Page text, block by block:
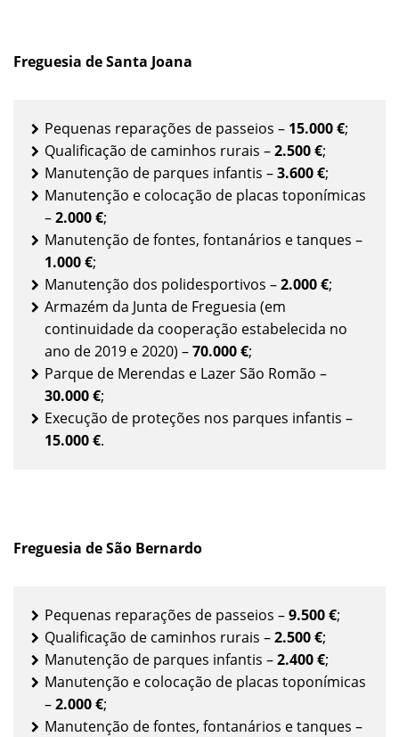
Freguesia de Santa Joana
Pequenas reparações de passeios – 15.000 €;
Qualificação de caminhos rurais –2.500 €;
Manutenção de parques infantis –3.600 €;
Manutenção e colocação de placas toponímicas
–2.000 €;
Manutenção de fontes, fontanários e tanques –
1.000 €;
Manutenção dos polidesportivos –2.000 €;
Armazém da Junta de Freguesia (em
continuidade da cooperação estabelecida no
ano de 2019 e 2020) –70.000 €;
Parque de Merendas e Lazer São Romão –
30.000 €;
Execução de proteções nos parques infantis –
15.000 €.
Freguesia de São Bernardo
Pequenas reparações de passeios –9.500 €;
Qualificação de caminhos rurais –2.500 €;
Manutenção de parques infantis –2.400 €;
Manutenção e colocação de placas toponímicas
–2.000 €;
Manutenção de fontes, fontanários e tanques –